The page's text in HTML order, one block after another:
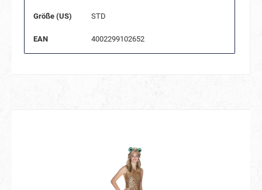
Größe (US) STD
EAN 4002299102652